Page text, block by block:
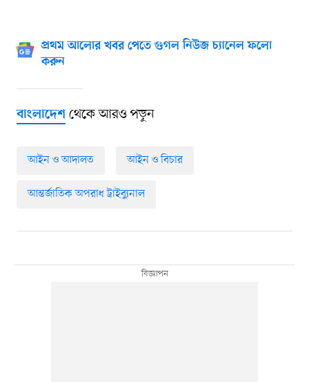
প্রথম আলোর খবর পেতে গুগল নিউজ চ্যানেল ফলো
করুন
বাংলাদেশথেকে আরও পড়ুন
আইন ও আদালত আইন ও বিচার
আন্তর্জাতিক অপরাধ ট্রাইব্যুনাল